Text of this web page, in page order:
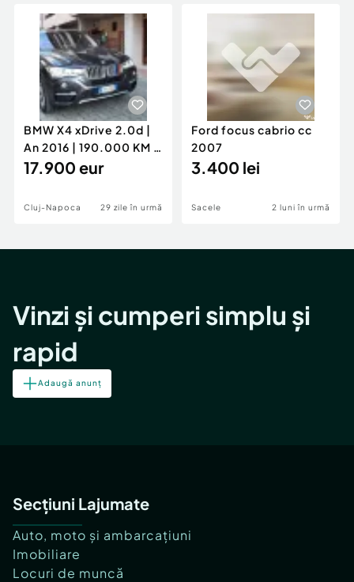
Servicii
Animale de companie
Afaceri și echipamente profesionale
Inchiriere Bunuri si Vehicule
Utilaje agricole si industriale
Piese auto si accesorii
Dacia Duster
BMW X4 xDrive 2.0d |
An 2016 | 190.000 KM |
Stare Impecabilă
17.900 eur
Cluj-Napoca 29 zile în urmă
Ford focus cabrio cc
2007
3.400 lei
Sacele 2 luni în urmă
Vinzi și cumperi simplu și
rapid
Adaugă anunț
Secțiuni Lajumate
Auto, moto și ambarcațiuni
Imobiliare
Locuri de muncă